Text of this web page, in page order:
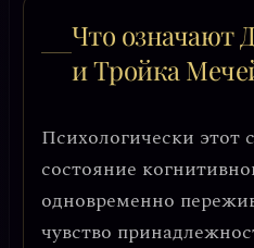
Что означают
и Тройка
Психологически этот
состояние
одновременно
чувство